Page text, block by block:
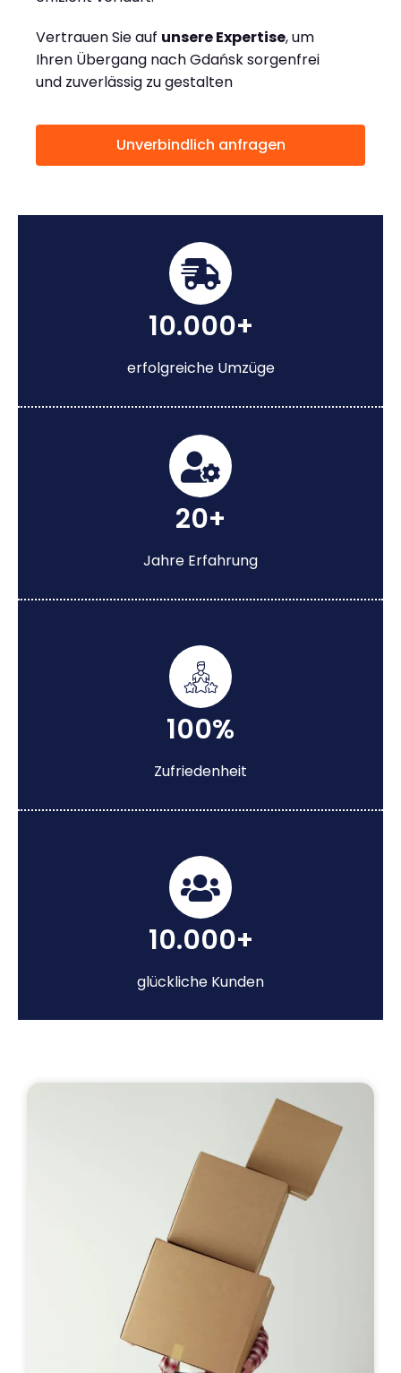
Vertrauen Sie auf unsere Expertise, um
Ihren Übergang nach Gdańsk sorgenfrei
und zuverlässig zu gestalten
Unverbindlich anfragen
10.000+
erfolgreiche Umzüge
20+
Jahre Erfahrung
100%
Zufriedenheit
10.000+
glückliche Kunden